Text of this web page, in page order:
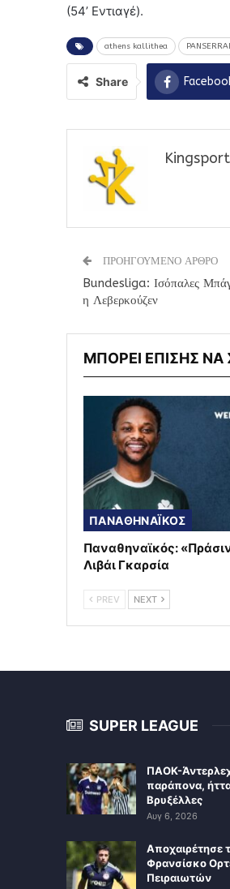
(54’ Εντιαγέ).
athens kallithea
Share
ΠΡΟΗΓΟΥΜΕΝΟ ΑΡΘΡΟ
Bundesliga: Ισόπαλες
η Λεβερκούζεν
ΜΠΟΡΕΙ ΕΠΙΣΗΣ ΝΑ
ΠΑΝΑΘΗΝΑΪΚΟΣ
Παναθηναϊκός:
Λιβάι Γκαρσία
PREV NEXT
SUPER LEAGUE
ΠΑΟΚ-
παράπονα,
Βρυξέλλες
Αυγ 6, 2026
Αποχαιρέτησε
Φρανσίσκο
Πειραιωτών